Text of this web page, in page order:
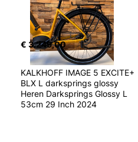
€ 3.249,00
KALKHOFF IMAGE 5 EXCITE+
BLX L darksprings glossy
Heren Darksprings Glossy L
53cm 29 Inch 2024